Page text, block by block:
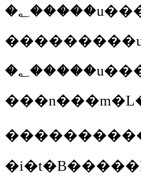
�؂����
��������
�؂����
���������